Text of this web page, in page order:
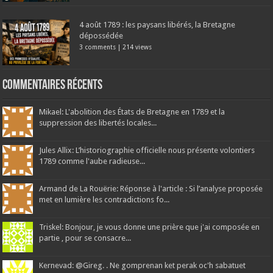
4 août 1789 : les paysans libérés, la Bretagne
dépossédée
3 comments | 214 views
Commentaires récents
Mikael: L'abolition des États de Bretagne en 1789 et la
suppression des libertés locales...
Jules Allix: L’historiographie officielle nous présente volontiers
1789 comme l'aube radieuse...
Armand de La Rouërie: Réponse à l'article : Si l’analyse proposée
met en lumière les contradictions fo...
Triskel: Bonjour, je vous donne une prière que j'ai composée en
partie , pour se consacre...
Kernevad: @Gireg. . Ne gomprenan ket perak oc'h sabatuet